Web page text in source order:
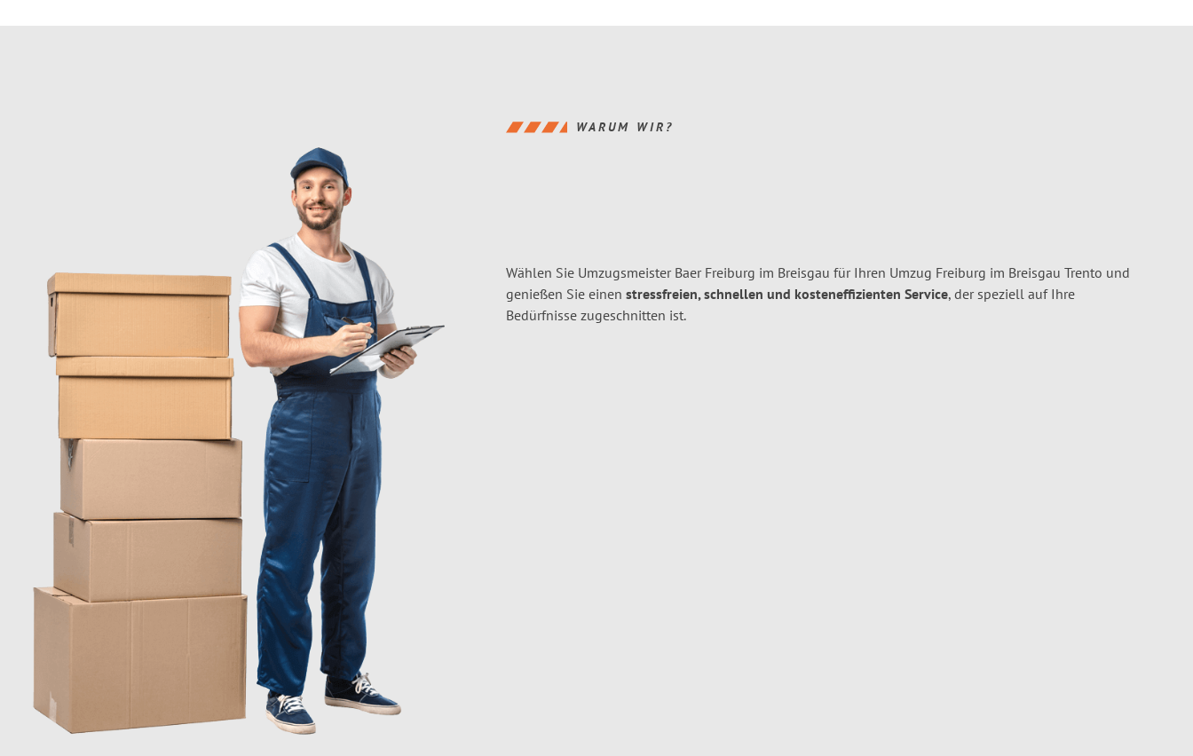
WARUM WIR?
Wählen Sie Umzugsmeister Baer Freiburg im Breisgau für Ihren Umzug Freiburg im Breisgau Trento und
genießen Sie einen stressfreien, schnellen und kosteneffizienten Service, der speziell auf Ihre
Bedürfnisse zugeschnitten ist.